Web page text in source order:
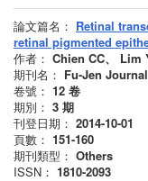
論文篇名： Retinal
retinal pigmented
作者： Chien CC、 Lim
期刊名： Fu-Jen
卷號： 12 卷
期別： 3 期
刊登日期： 2014-10-01
頁數： 151-160
期刊類型： Others
ISSN： 1810-2093